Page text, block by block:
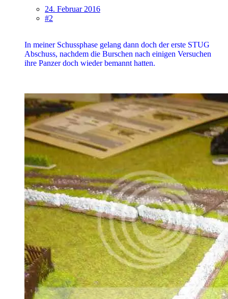
24. Februar 2016
#2
In meiner Schussphase gelang dann doch der erste STUG
Abschuss, nachdem die Burschen nach einigen Versuchen
ihre Panzer doch wieder bemannt hatten.